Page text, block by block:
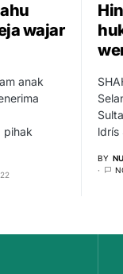
wajar
anak
pihak
ldrís
BY